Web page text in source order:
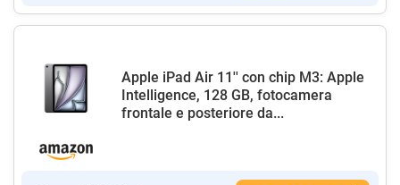
Apple iPad Air 11'' con chip M3: Apple
Intelligence, 128 GB, fotocamera
frontale e posteriore da...